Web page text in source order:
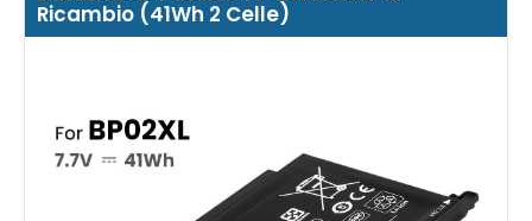
Ricambio (41Wh 2 Celle)